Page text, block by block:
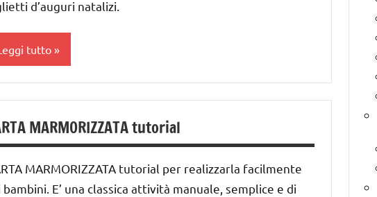
TUTTI GLI
GLI
d’auguri natalizi.
tutto
0
MARMORIZZATA tutorial
MARMORIZZATA tutorial per realizzarla facilmente
bambini. E’ una classica attività manuale, semplice e di